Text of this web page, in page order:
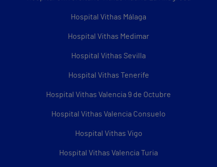
Hospital Vithas Málaga
Hospital Vithas Medimar
Hospital Vithas Sevilla
Hospital Vithas Tenerife
Hospital Vithas Valencia 9 de Octubre
Hospital Vithas Valencia Consuelo
Hospital Vithas Vigo
Hospital Vithas Valencia Turia